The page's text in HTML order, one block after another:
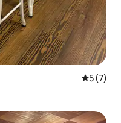
คะแนนเฉ
5 (7)